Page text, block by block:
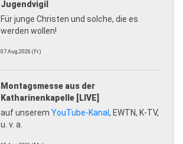
Jugendvigil
Für junge Christen und solche, die es
werden wollen!
07.Aug.2026 (Fr)
Montagsmesse aus der
Katharinenkapelle [LIVE]
auf unserem YouTube-Kanal, EWTN, K-TV,
u. v. a.